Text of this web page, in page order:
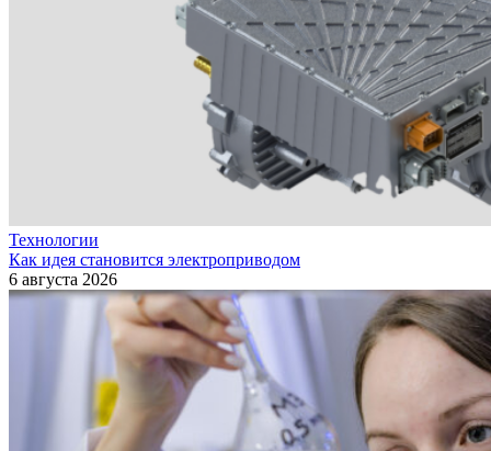
Технологии
Как идея становится электроприводом
6 августа 2026